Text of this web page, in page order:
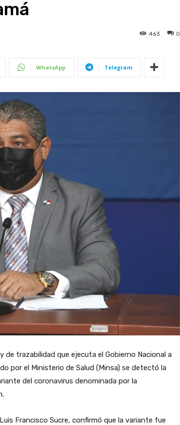
0
463
WhatsApp Telegram
de trazabilidad que ejecuta el Gobierno Nacional a
por el Ministerio de Salud (Minsa) se detectó la
del coronavirus denominada por la
Francisco Sucre, confirmó que la variante fue